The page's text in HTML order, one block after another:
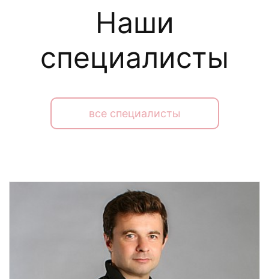
Наши
специалисты
все специалисты